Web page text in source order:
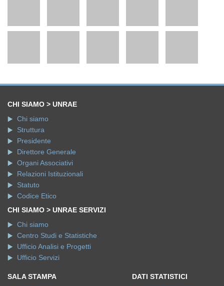
CHI SIAMO > UNRAE
Chi siamo
Struttura
Presidente
Direttore Generale
Organi Associativi
Relazioni Istituzionali
Statuto
Codice Etico
CHI SIAMO > UNRAE SERVIZI
Chi siamo
Centro Studi e Statistiche
Ufficio Analisi e Progetti
Ufficio Servizi
SALA STAMPA
DATI STATISTICI